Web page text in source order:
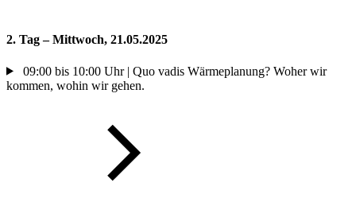
2. Tag – Mittwoch, 21.05.2025
09:00 bis 10:00 Uhr | Quo vadis Wärmeplanung? Woher wir
kommen, wohin wir gehen.